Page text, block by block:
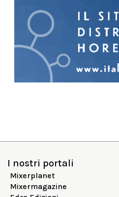
I nostri portali
Mixerplanet
Mixermagazine